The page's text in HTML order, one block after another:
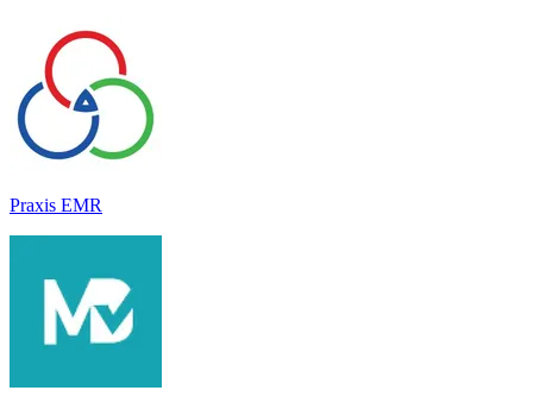
Praxis EMR